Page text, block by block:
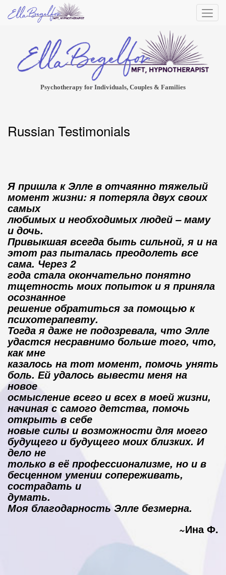
Psychotherapy for Individuals, Couples & Families
Russian Testimonials
Я пришла к Элле в отчаянно тяжелый
момент жизни: я потеряла двух своих
самых
любимых и необходимых людей – маму
и дочь.
Привыкшая всегда быть сильной, я и на
этот раз пыталась преодолеть все
сама. Через 2
года стала окончательно понятно
тщетность моих попыток и я приняла
осознанное
решение обратиться за помощью к
психотерапевту.
Тогда я даже не подозревала, что Элле
удастся несравнимо больше того, что,
как мне
казалось на тот момент, помочь унять
боль. Ей удалось вывести меня на
новое
осмысление всего и всех в моей жизни,
начиная с самого детства, помочь
открыть в себе
новые силы и возможности для моего
будущего и будущего моих близких. И
дело не
только в её профессионализме, но и в
бесценном умении сопереживать,
сострадать и
думать.
Моя благодарность Элле безмерна.
~Ина Ф.